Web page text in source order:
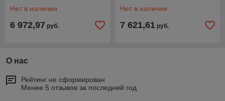
Нет в наличии
6 972,97 руб.
Нет в наличии
7 621,61 руб.
О нас
Рейтинг не сформирован
Менее 5 отзывов за последний год